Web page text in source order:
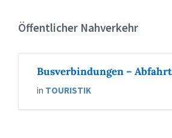
Öffentlicher Nahverkehr
Busverbindungen –
in TOURISTIK